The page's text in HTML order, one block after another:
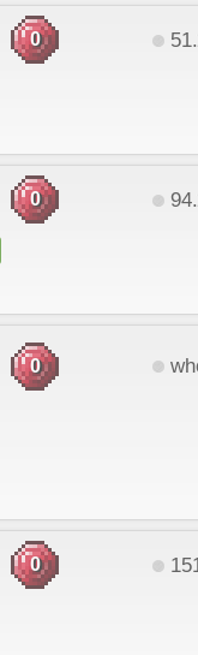
0
0
0
0